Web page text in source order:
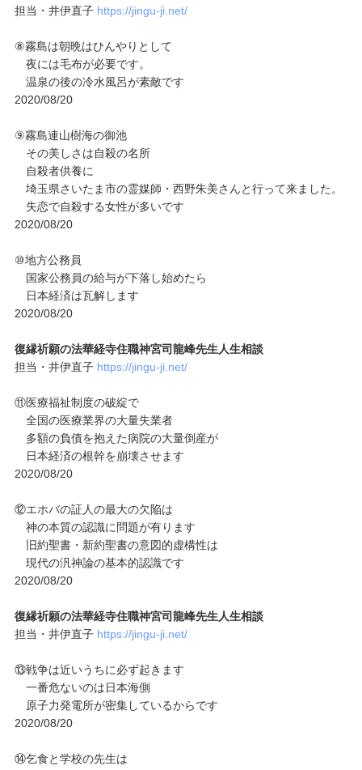
担当・井伊直子 https://jingu-ji.net/
⑧霧島は朝晩はひんやりとして
夜には毛布が必要です。
温泉の後の冷水風呂が素敵です
2020/08/20
⑨霧島連山樹海の御池
その美しさは自殺の名所
自殺者供養に
埼玉県さいたま市の霊媒師・西野朱美さんと行って来ました。
失恋で自殺する女性が多いです
2020/08/20
⑩地方公務員
国家公務員の給与が下落し始めたら
日本経済は瓦解します
2020/08/20
復縁祈願の法華経寺住職神宮司龍峰先生人生相談
担当・井伊直子 https://jingu-ji.net/
⑪医療福祉制度の破綻で
全国の医療業界の大量失業者
多額の負債を抱えた病院の大量倒産が
日本経済の根幹を崩壊させます
2020/08/20
⑫エホバの証人の最大の欠陥は
神の本質の認識に問題が有ります
旧約聖書・新約聖書の意図的虚構性は
現代の汎神論の基本的認識です
2020/08/20
復縁祈願の法華経寺住職神宮司龍峰先生人生相談
担当・井伊直子 https://jingu-ji.net/
⑬戦争は近いうちに必ず起きます
一番危ないのは日本海側
原子力発電所が密集しているからです
2020/08/20
⑭乞食と学校の先生は